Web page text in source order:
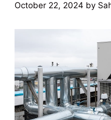
October 22, 2024 by